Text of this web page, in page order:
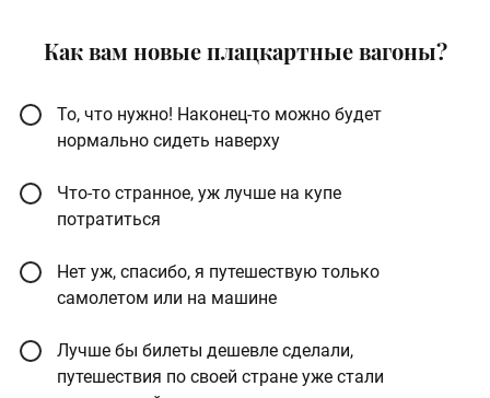
Как вам новые плацкартные вагоны?
То, что нужно! Наконец-то можно будет
нормально сидеть наверху
Что-то странное, уж лучше на купе
потратиться
Нет уж, спасибо, я путешествую только
самолетом или на машине
Лучше бы билеты дешевле сделали,
путешествия по своей стране уже стали